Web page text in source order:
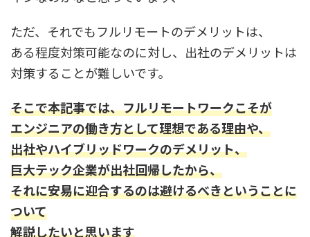
ただ、それでもフルリモートのデメリットは、
ある程度対策可能なのに対し、出社のデメリットは
対策することが難しいです。
そこで本記事では、フルリモートワークこそが
エンジニアの働き方として理想である理由や、
出社やハイブリッドワークのデメリット、
巨大テック企業が出社回帰したから、
それに安易に迎合するのは避けるべきということに
ついて
解説したいと思います